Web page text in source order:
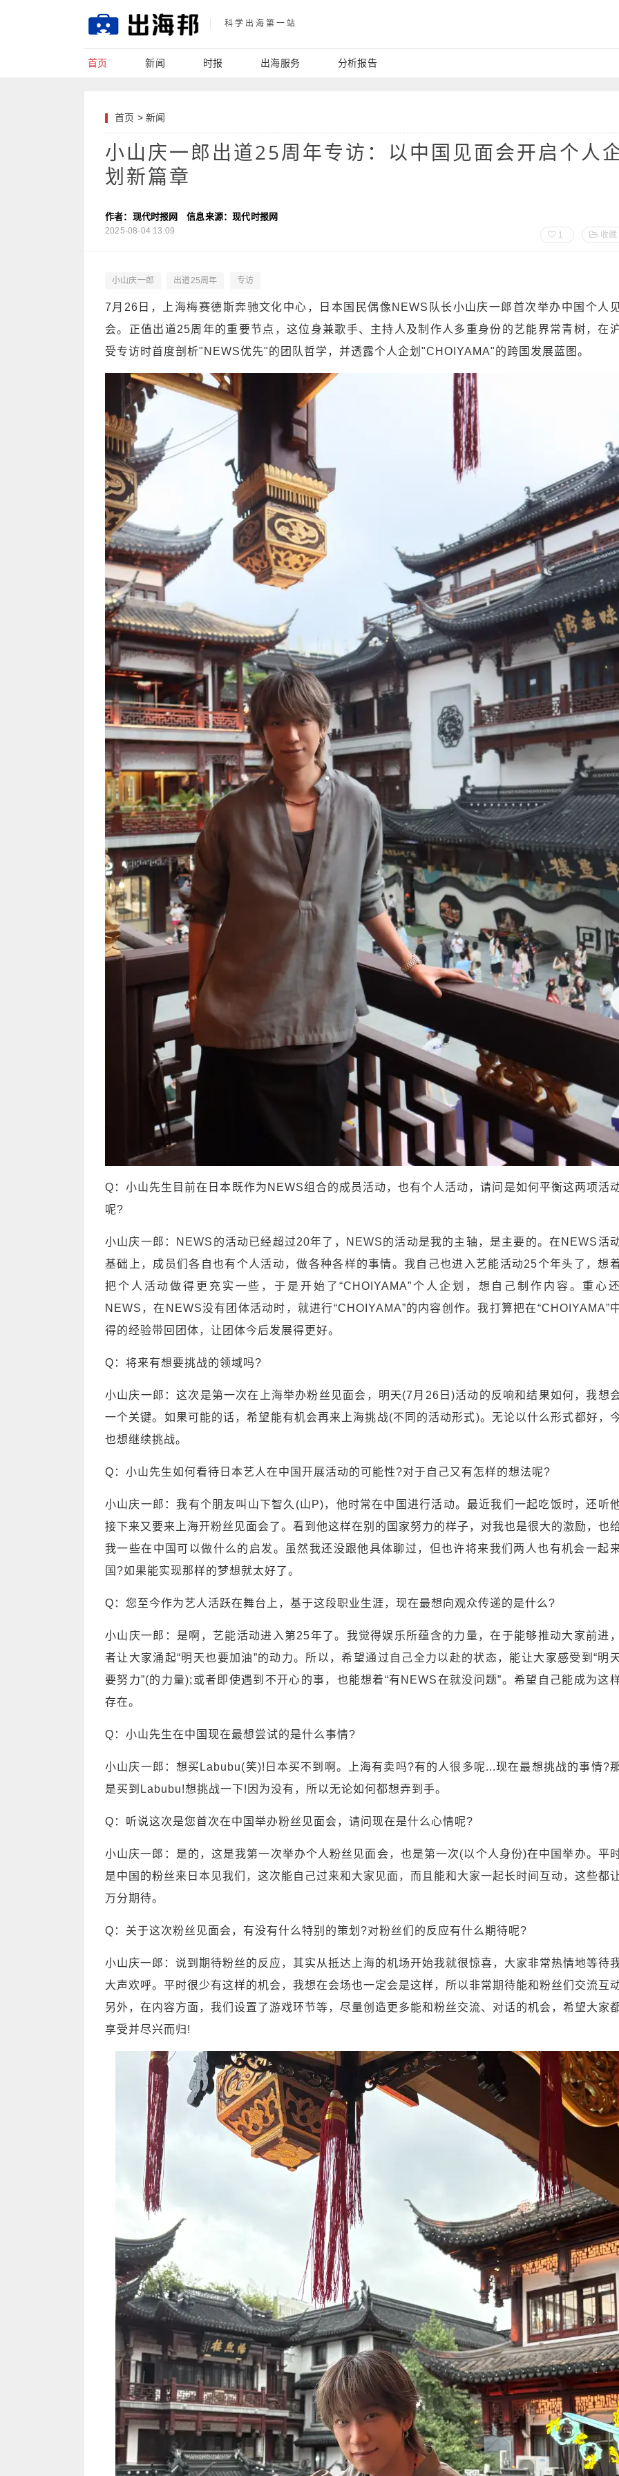
科学出海第一站
首页 新闻 时报 出海服务 分析报告
首页 >新闻
小山庆一郎出道25周年专访：以中国见面会开启个人
划新篇章
作者：现代时报网 信息来源：现代时报网
2025-08-04 13:09 1 收藏
小山庆一郎 出道25周年 专访
7月26日，上海梅赛德斯奔驰文化中心，日本国民偶像NEWS队长小山庆一郎首次举办中国个人
会。正值出道25周年的重要节点，这位身兼歌手、主持人及制作人多重身份的艺能界常青树，在
受专访时首度剖析"NEWS优先"的团队哲学，并透露个人企划"CHOIYAMA"的跨国发展蓝图。
Q：小山先生目前在日本既作为NEWS组合的成员活动，也有个人活动，请问是如何平衡这两项活
呢?
小山庆一郎：NEWS的活动已经超过20年了，NEWS的活动是我的主轴，是主要的。在NEWS活
基础上，成员们各自也有个人活动，做各种各样的事情。我自己也进入艺能活动25个年头了，想
把个人活动做得更充实一些，于是开始了“CHOIYAMA”个人企划，想自己制作内容。重心
NEWS，在NEWS没有团体活动时，就进行“CHOIYAMA”的内容创作。我打算把在“CHOIYAMA”
得的经验带回团体，让团体今后发展得更好。
Q：将来有想要挑战的领域吗?
小山庆一郎：这次是第一次在上海举办粉丝见面会，明天(7月26日)活动的反响和结果如何，我想
一个关键。如果可能的话，希望能有机会再来上海挑战(不同的活动形式)。无论以什么形式都好，
也想继续挑战。
Q：小山先生如何看待日本艺人在中国开展活动的可能性?对于自己又有怎样的想法呢?
小山庆一郎：我有个朋友叫山下智久(山P)，他时常在中国进行活动。最近我们一起吃饭时，还听
接下来又要来上海开粉丝见面会了。看到他这样在别的国家努力的样子，对我也是很大的激励，也
我一些在中国可以做什么的启发。虽然我还没跟他具体聊过，但也许将来我们两人也有机会一起
国?如果能实现那样的梦想就太好了。
Q：您至今作为艺人活跃在舞台上，基于这段职业生涯，现在最想向观众传递的是什么?
小山庆一郎：是啊，艺能活动进入第25年了。我觉得娱乐所蕴含的力量，在于能够推动大家前进
者让大家涌起“明天也要加油”的动力。所以，希望通过自己全力以赴的状态，能让大家感受到“明
要努力”(的力量);或者即使遇到不开心的事，也能想着“有NEWS在就没问题”。希望自己能成为这
存在。
Q：小山先生在中国现在最想尝试的是什么事情?
小山庆一郎：想买Labubu(笑)!日本买不到啊。上海有卖吗?有的人很多呢...现在最想挑战的事情?
是买到Labubu!想挑战一下!因为没有，所以无论如何都想弄到手。
Q：听说这次是您首次在中国举办粉丝见面会，请问现在是什么心情呢?
小山庆一郎：是的，这是我第一次举办个人粉丝见面会，也是第一次(以个人身份)在中国举办。平
是中国的粉丝来日本见我们，这次能自己过来和大家见面，而且能和大家一起长时间互动，这些都
万分期待。
Q：关于这次粉丝见面会，有没有什么特别的策划?对粉丝们的反应有什么期待呢?
小山庆一郎：说到期待粉丝的反应，其实从抵达上海的机场开始我就很惊喜，大家非常热情地等待我
大声欢呼。平时很少有这样的机会，我想在会场也一定会是这样，所以非常期待能和粉丝们交流互动
另外，在内容方面，我们设置了游戏环节等，尽量创造更多能和粉丝交流、对话的机会，希望大家
享受并尽兴而归!